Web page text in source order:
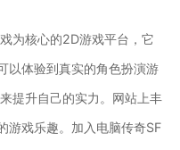
为核心的2D游戏平台，它
以体验到真实的角色扮演游
提升自己的实力。网站上丰
游戏乐趣。加入电脑传奇SF